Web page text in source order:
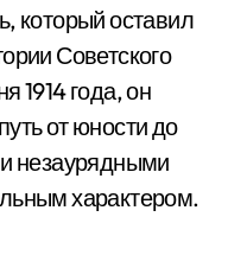
который оставил
Советского
1914 года, он
от юности до
незаурядными
характером.